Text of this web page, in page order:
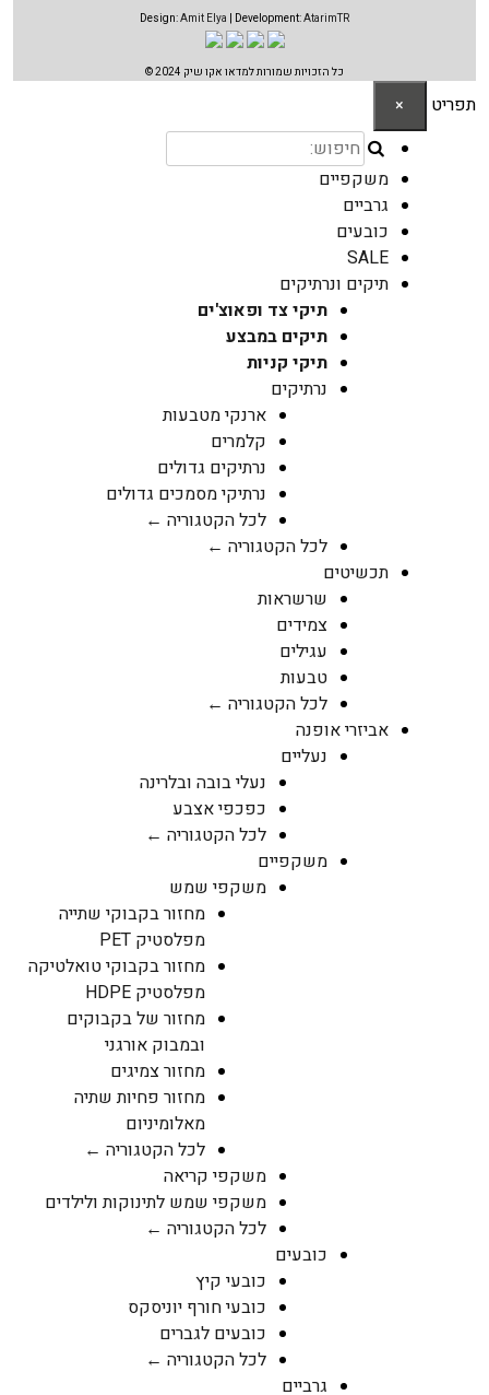
Design:Amit Elya | Development:AtarimTR
כל הזכויות שמורות למדאו אקו שיק 2024 ©
תפריט ×
משקפיים
גרביים
כובעים
SALE
תיקים ונרתיקים
תיקי צד ופאוצ'ים
תיקים במבצע
תיקי קניות
נרתיקים
ארנקי מטבעות
קלמרים
נרתיקים גדולים
נרתיקי מסמכים גדולים
לכל הקטגוריה ←
לכל הקטגוריה ←
תכשיטים
שרשראות
צמידים
עגילים
טבעות
לכל הקטגוריה ←
אביזרי אופנה
נעליים
נעלי בובה ובלרינה
כפכפי אצבע
לכל הקטגוריה ←
משקפיים
משקפי שמש
מחזור בקבוקי שתייה
מפלסטיק PET
מחזור בקבוקי טואלטיקה
מפלסטיק HDPE
מחזור של בקבוקים
ובמבוק אורגני
מחזור צמיגים
מחזור פחיות שתיה
מאלומיניום
לכל הקטגוריה ←
משקפי קריאה
משקפי שמש לתינוקות ולילדים
לכל הקטגוריה ←
כובעים
כובעי קיץ
כובעי חורף יוניסקס
כובעים לגברים
לכל הקטגוריה ←
גרביים